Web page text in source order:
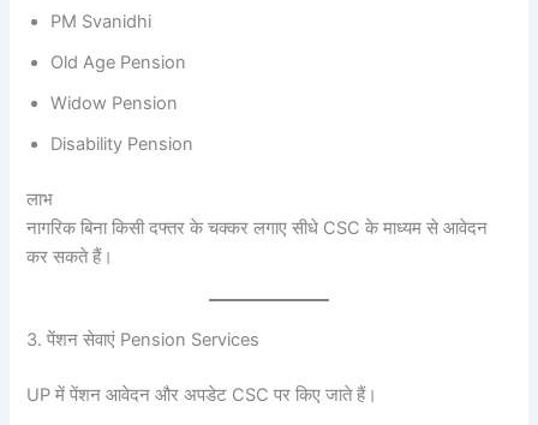
PM Svanidhi
Old Age Pension
Widow Pension
Disability Pension
लाभ
नागरिक बिना किसी दफ्तर के चक्कर लगाए सीधे CSC के माध्यम से आवेदन
कर सकते हैं।
3. पेंशन सेवाएं Pension Services
UP में पेंशन आवेदन और अपडेट CSC पर किए जाते हैं।